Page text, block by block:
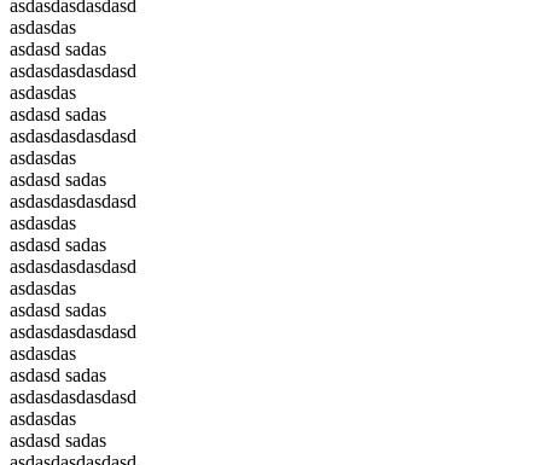
asdasdasdasdasd
asdasdas
asdasd sadas
asdasdasdasdasd
asdasdas
asdasd sadas
asdasdasdasdasd
asdasdas
asdasd sadas
asdasdasdasdasd
asdasdas
asdasd sadas
asdasdasdasdasd
asdasdas
asdasd sadas
asdasdasdasdasd
asdasdas
asdasd sadas
asdasdasdasdasd
asdasdas
asdasd sadas